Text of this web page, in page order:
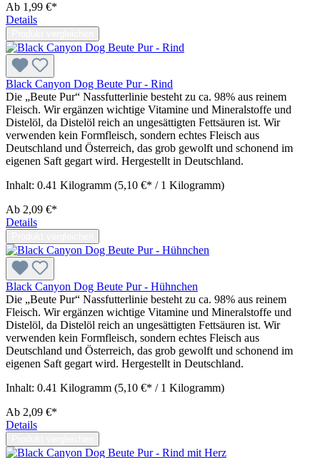
Ab 1,99 €*
Details
Black Canyon Dog Beute Pur - Rind
Die „Beute Pur“ Nassfutterlinie besteht zu ca. 98% aus reinem
Fleisch. Wir ergänzen wichtige Vitamine und Mineralstoffe und
Distelöl, da Distelöl reich an ungesättigten Fettsäuren ist. Wir
verwenden kein Formfleisch, sondern echtes Fleisch aus
Deutschland und Österreich, das grob gewolft und schonend im
eigenen Saft gegart wird. Hergestellt in Deutschland.
Inhalt: 0.41 Kilogramm (5,10 €* / 1 Kilogramm)
Ab 2,09 €*
Details
Black Canyon Dog Beute Pur - Hühnchen
Die „Beute Pur“ Nassfutterlinie besteht zu ca. 98% aus reinem
Fleisch. Wir ergänzen wichtige Vitamine und Mineralstoffe und
Distelöl, da Distelöl reich an ungesättigten Fettsäuren ist. Wir
verwenden kein Formfleisch, sondern echtes Fleisch aus
Deutschland und Österreich, das grob gewolft und schonend im
eigenen Saft gegart wird. Hergestellt in Deutschland.
Inhalt: 0.41 Kilogramm (5,10 €* / 1 Kilogramm)
Ab 2,09 €*
Details